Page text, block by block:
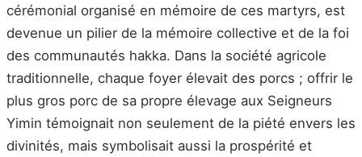
cérémonial organisé en mémoire de ces martyrs, est
devenue un pilier de la mémoire collective et de la foi
des communautés hakka. Dans la société agricole
traditionnelle, chaque foyer élevait des porcs ; offrir le
plus gros porc de sa propre élevage aux Seigneurs
Yimin témoignait non seulement de la piété envers les
divinités, mais symbolisait aussi la prospérité et